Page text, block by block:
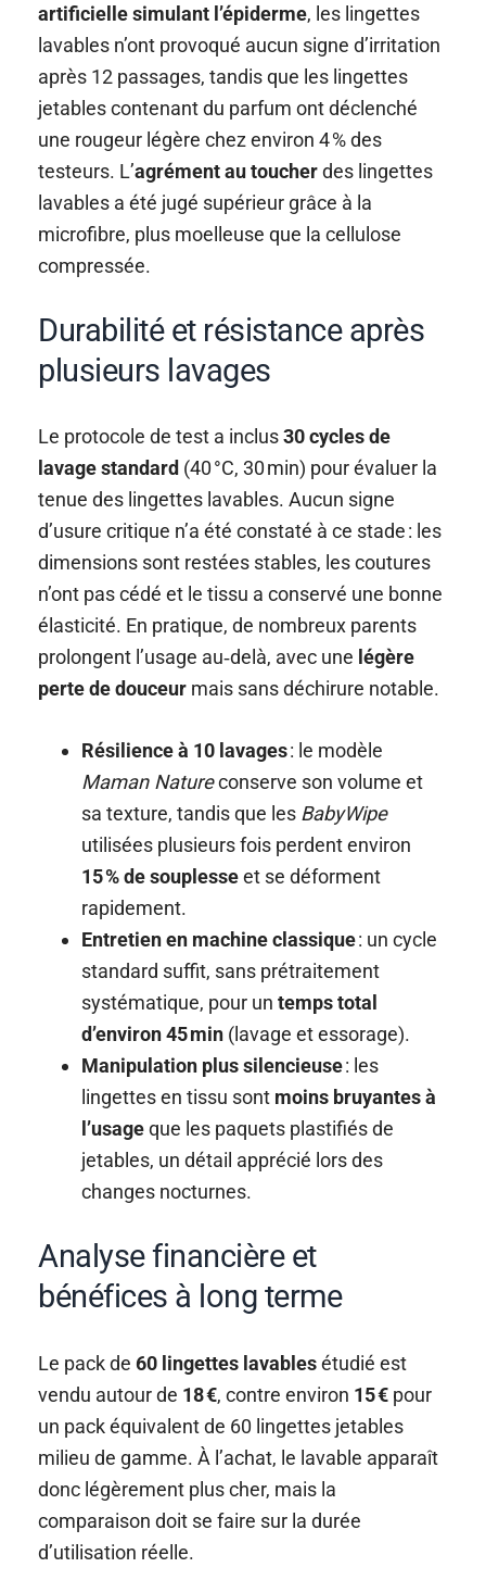
artificielle simulant l’épiderme, les lingettes
lavables n’ont provoqué aucun signe d’irritation
après 12 passages, tandis que les lingettes
jetables contenant du parfum ont déclenché
une rougeur légère chez environ 4 % des
testeurs. L’agrément au toucherdes lingettes
lavables a été jugé supérieur grâce à la
microfibre, plus moelleuse que la cellulose
compressée.
Durabilité et résistance après
plusieurs lavages
Le protocole de test a inclus30 cycles de
lavage standard (40 °C, 30 min) pour évaluer la
tenue des lingettes lavables. Aucun signe
d’usure critique n’a été constaté à ce stade : les
dimensions sont restées stables, les coutures
n’ont pas cédé et le tissu a conservé une bonne
élasticité. En pratique, de nombreux parents
prolongent l’usage au‑delà, avec une légère
perte de douceur mais sans déchirure notable.
Résilience à 10 lavages: le modèle
Maman Natureconserve son volume et
sa texture, tandis que les BabyWipe
utilisées plusieurs fois perdent environ
15 % de souplesseet se déforment
rapidement.
Entretien en machine classique: un cycle
standard suffit, sans prétraitement
systématique, pour untemps total
d’environ 45 min (lavage et essorage).
Manipulation plus silencieuse: les
lingettes en tissu sont moins bruyantes à
l’usageque les paquets plastifiés de
jetables, un détail apprécié lors des
changes nocturnes.
Analyse financière et
bénéfices à long terme
Le pack de60 lingettes lavablesétudié est
vendu autour de 18 €, contre environ 15 € pour
un pack équivalent de 60 lingettes jetables
milieu de gamme. À l’achat, le lavable apparaît
donc légèrement plus cher, mais la
comparaison doit se faire sur la durée
d’utilisation réelle.